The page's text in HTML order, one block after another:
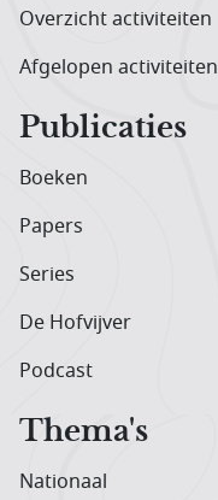
Overzicht activiteiten
Afgelopen activiteiten
Publicaties
Boeken
Papers
Series
De Hofvijver
Podcast
Thema's
Nationaal